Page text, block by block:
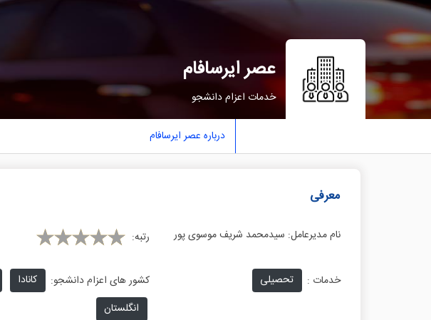
عصر ایرسافام
خدمات اعزام دانشجو
درباره عصر ایرسافام
معرفی
نام مدیرعامل: سیدمحمد شریف موسوی پور رتبه:
خدمات : تحصیلی کشور های اعزام دانشجو: کانادا
انگلستان